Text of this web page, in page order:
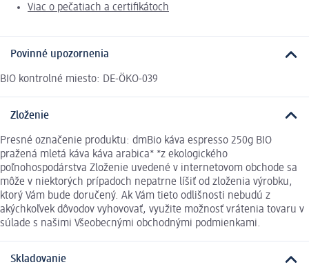
Viac o pečatiach a certifikátoch
Povinné upozornenia
BIO kontrolné miesto: DE-ÖKO-039
Zloženie
Presné označenie produktu: dmBio káva espresso 250g BIO
pražená mletá káva káva arabica* *z ekologického
poľnohospodárstva Zloženie uvedené v internetovom obchode sa
môže v niektorých prípadoch nepatrne líšiť od zloženia výrobku,
ktorý Vám bude doručený. Ak Vám tieto odlišnosti nebudú z
akýchkoľvek dôvodov vyhovovať, využite možnosť vrátenia tovaru v
súlade s našimi Všeobecnými obchodnými podmienkami.
Skladovanie